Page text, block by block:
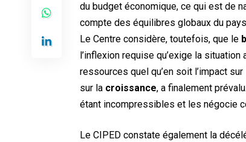
du budget économique, ce qui est de
compte des équilibres globaux du
Le Centre considère, toutefois, que le
l’inflexion requise qu’exige la
ressources quel qu’en soit l’impact
sur la croissance, a finalement
étant incompressibles et les négocie
Le CIPED constate également la